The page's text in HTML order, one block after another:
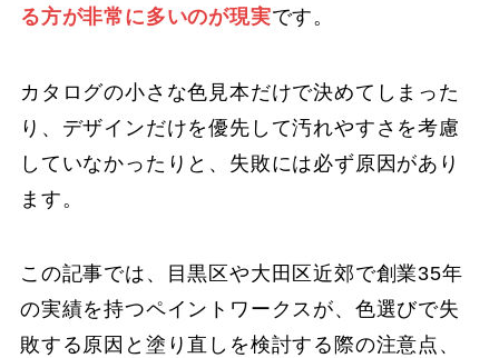
る方が非常に多いのが現実です。
カタログの小さな色見本だけで決めてしまった
り、デザインだけを優先して汚れやすさを考慮
していなかったりと、失敗には必ず原因があり
ます。
この記事では、目黒区や大田区近郊で創業35年
の実績を持つペイントワークスが、色選びで失
敗する原因と塗り直しを検討する際の注意点、